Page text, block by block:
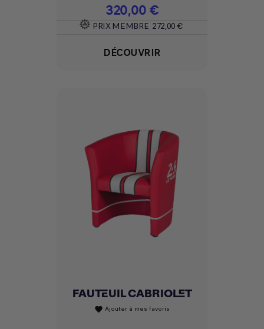
Prix
320,00 €
PRIX MEMBRE 272,00 €
DÉCOUVRIR
FAUTEUIL CABRIOLET
favorite Ajouter à mes favoris